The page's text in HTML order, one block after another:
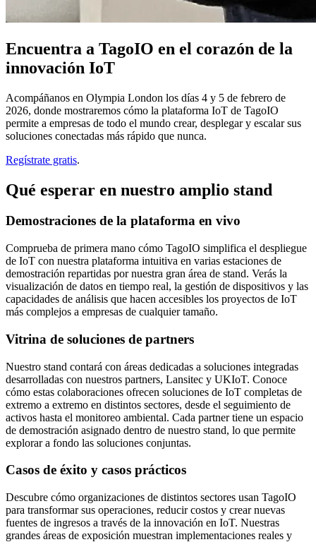
Encuentra a TagoIO en el corazón de la
innovación IoT
Acompáñanos en Olympia London los días 4 y 5 de febrero de
2026, donde mostraremos cómo la plataforma IoT de TagoIO
permite a empresas de todo el mundo crear, desplegar y escalar sus
soluciones conectadas más rápido que nunca.
Regístrate gratis.
Qué esperar en nuestro amplio stand
Demostraciones de la plataforma en vivo
Comprueba de primera mano cómo TagoIO simplifica el despliegue
de IoT con nuestra plataforma intuitiva en varias estaciones de
demostración repartidas por nuestra gran área de stand. Verás la
visualización de datos en tiempo real, la gestión de dispositivos y las
capacidades de análisis que hacen accesibles los proyectos de IoT
más complejos a empresas de cualquier tamaño.
Vitrina de soluciones de partners
Nuestro stand contará con áreas dedicadas a soluciones integradas
desarrolladas con nuestros partners, Lansitec y UKIoT. Conoce
cómo estas colaboraciones ofrecen soluciones de IoT completas de
extremo a extremo en distintos sectores, desde el seguimiento de
activos hasta el monitoreo ambiental. Cada partner tiene un espacio
de demostración asignado dentro de nuestro stand, lo que permite
explorar a fondo las soluciones conjuntas.
Casos de éxito y casos prácticos
Descubre cómo organizaciones de distintos sectores usan TagoIO
para transformar sus operaciones, reducir costos y crear nuevas
fuentes de ingresos a través de la innovación en IoT. Nuestras
grandes áreas de exposición muestran implementaciones reales y